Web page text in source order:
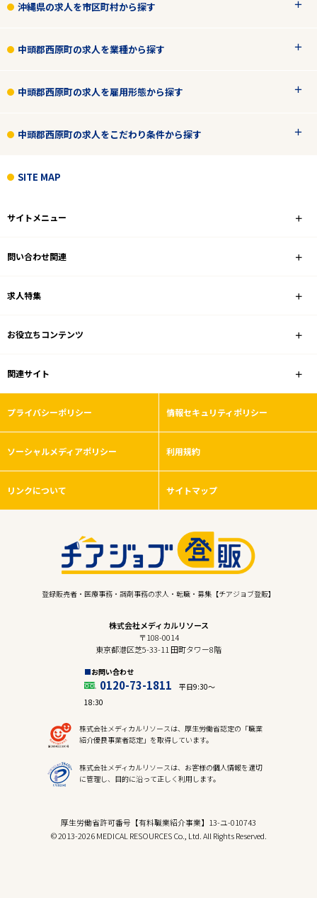
エリアで探す
沖縄
中頭郡西原町
業種
から検索する
沖縄県の求人を市区町村から探す
中頭郡西原町の求人を業種から探す
中頭郡西原町の求人を雇用形態から探す
中頭郡西原町の求人をこだわり条件から探す
SITE MAP
サイトメニュー
問い合わせ関連
求人特集
お役立ちコンテンツ
関連サイト
プライバシーポリシー 情報セキュリティポリシー
ソーシャルメディアポリシー 利用規約
リンクについて サイトマップ
登録販売者・医療事務・調剤事務の求人・転職・募集【チアジョブ登販】
株式会社メディカルリソース
〒108-0014
東京都港区芝5-33-11 田町タワー8階
お問い合わせ
0120-73-1811
平日9:30〜
18:30
株式会社メディカルリソースは、厚生労働省認定の「職業
紹介優良事業者認定」を取得しています。
株式会社メディカルリソースは、お客様の個人情報を適切
に管理し、目的に沿って正しく利用します。
厚生労働省許可番号【有料職業紹介事業】13-ユ-010743
© 2013-2026 MEDICAL RESOURCES Co., Ltd. All Rights Reserved.